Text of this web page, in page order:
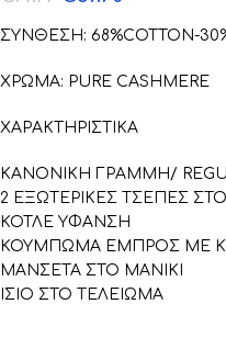
ΣΥΝΘΕΣΗ: 68%COTTON-
ΧΡΩΜΑ: PURE CASHMERE
ΧΑΡΑΚΤΗΡΙΣΤΙΚΑ
ΚΑΝΟΝΙΚΗ ΓΡΑΜΜΗ/
2 ΕΞΩΤΕΡΙΚΕΣ ΤΣΕΠΕΣ
ΚΟΤΛΕ ΥΦΑΝΣΗ
ΚΟΥΜΠΩΜΑ ΕΜΠΡΟΣ ΜΕ
ΜΑΝΣΕΤΑ ΣΤΟ ΜΑΝΙΚΙ
ΙΣΙΟ ΣΤΟ ΤΕΛΕΙΩΜΑ